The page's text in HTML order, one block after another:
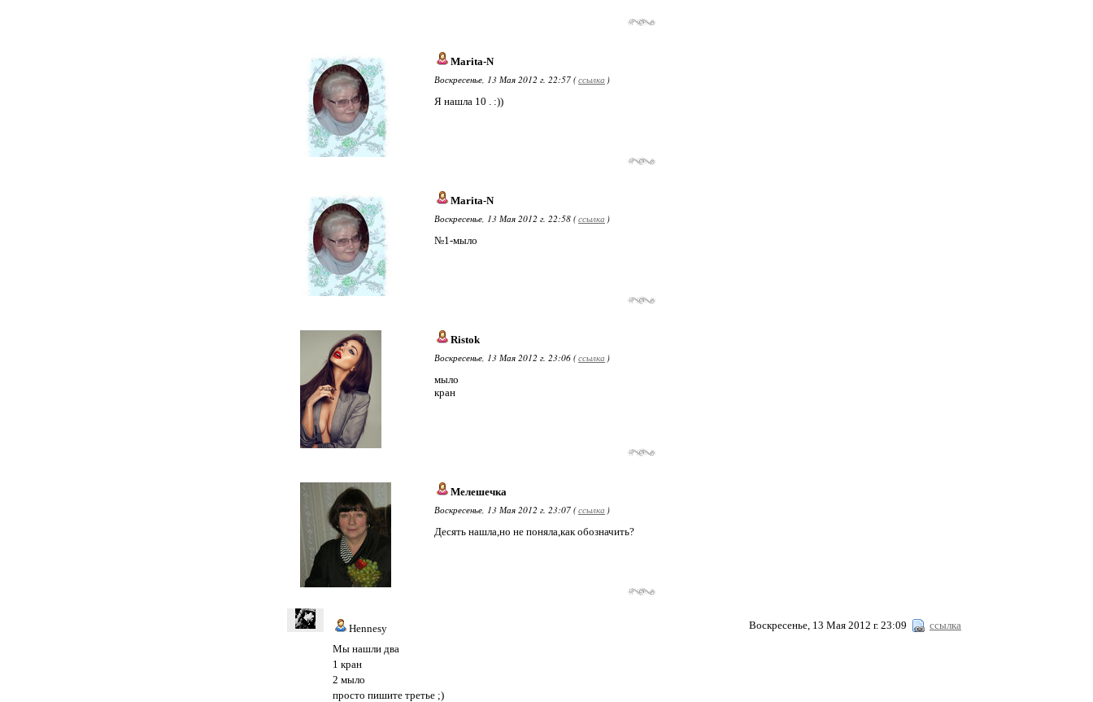
Marita-N
Воскресенье, 13 Мая 2012 г. 22:57 (ссылка )
Я нашла 10 . :))
Marita-N
Воскресенье, 13 Мая 2012 г. 22:58 (ссылка )
№1-мыло
Ristok
Воскресенье, 13 Мая 2012 г. 23:06 (ссылка )
мыло
кран
Мелешечка
Воскресенье, 13 Мая 2012 г. 23:07 (ссылка )
Десять нашла,но не поняла,как обозначить?
Воскресенье, 13 Мая 2012 г. 23:09 ссылка
Hennesy
Мы нашли два
1 кран
2 мыло
просто пишите третье ;)